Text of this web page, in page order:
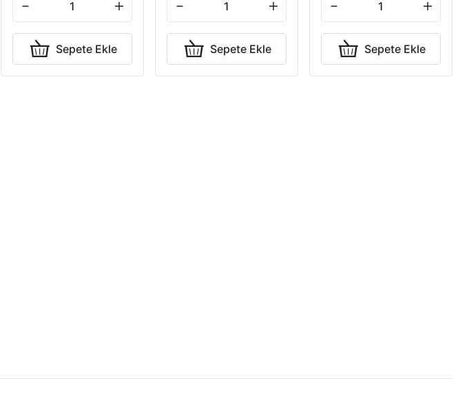
Sepete Ekle Sepete Ekle Sepete Ekle